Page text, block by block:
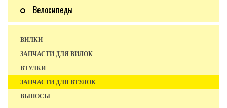
Велосипеды
ВИЛКИ
ЗАПЧАСТИ ДЛЯ ВИЛОК
ВТУЛКИ
ЗАПЧАСТИ ДЛЯ ВТУЛОК
ВЫНОСЫ